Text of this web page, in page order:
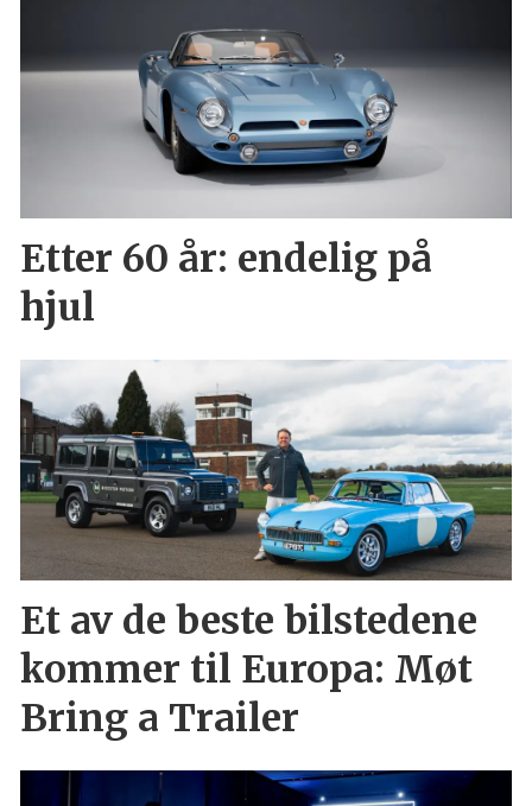
Etter 60 år: endelig på
hjul
Et av de beste bilstedene
kommer til Europa: Møt
Bring a Trailer